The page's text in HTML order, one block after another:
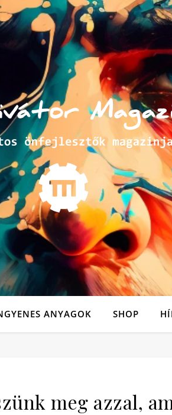
ANYAGOK SHOP
meg azzal,